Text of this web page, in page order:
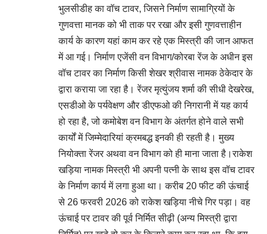
भुलसीडीह का वॉच टावर, जिसने निर्माण सामाग्रियों के
गुणवत्ता मानक को भी ताक पर रखा और इसी गुणवत्ताहीन
कार्य के कारण यहां काम कर रहे एक मिस्त्री की जान आफत
में आ गई। निर्माण एजेंसी वन विभाग/कोरबा रेंज के अधीन इस
वॉच टावर का निर्माण किसी शेखर श्रीवास नामक ठेकेदार के
द्वारा कराया जा रहा है। रेंजर मृत्युंजय शर्मा की सीधी देखरेख,
एसडीओ के पर्यवेक्षण और डीएफओ की निगरानी में यह कार्य
हो रहा है, जो कमोबेश वन विभाग के अंतर्गत होने वाले सभी
कार्यों में जिम्मेदारियां क्रमबद्ध इनकी ही रहती है। मुख्य
नियोक्ता रेंजर अथवा वन विभाग को ही माना जाता है।राकेश
खड़िया नामक मिस्त्री भी अपनी पत्नी के साथ इस वॉच टावर
के निर्माण कार्य में लगा हुआ था। करीब 20 फीट की ऊंचाई
से 26 फरवरी 2026 को राकेश खड़िया नीचे गिर पड़ा। वह
ऊंचाई पर टावर की पूर्व निर्मित सीढ़ी (अन्य मिस्त्री द्वारा